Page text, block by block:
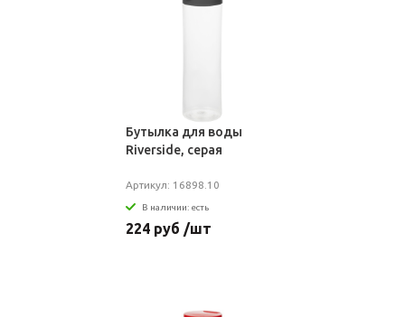
Бутылка для воды
Riverside, серая
Артикул: 16898.10
В наличии: есть
224 руб /шт